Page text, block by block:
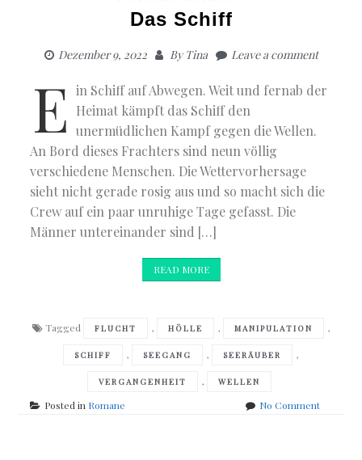
Das Schiff
Dezember 9, 2022 ByTina Leave a comment
E in Schiff auf Abwegen. Weit und fernab der
Heimat kämpft das Schiff den
unermüdlichen Kampf gegen die Wellen.
An Bord dieses Frachters sind neun völlig
verschiedene Menschen. Die Wettervorhersage
sieht nicht gerade rosig aus und so macht sich die
Crew auf ein paar unruhige Tage gefasst. Die
Männer untereinander sind […]
READ MORE
Tagged FLUCHT , HÖLLE , MANIPULATION ,
SCHIFF , SEEGANG , SEERÄUBER ,
VERGANGENHEIT , WELLEN
Posted in Romane No Commenton